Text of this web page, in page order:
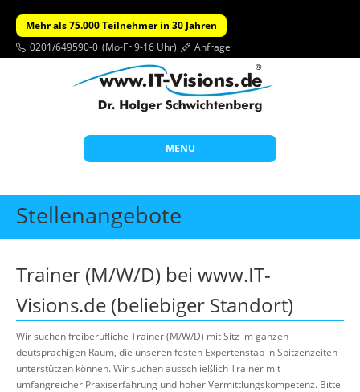
Mehr als 75.000 Teilnehmer in 30 Jahren
0201/649590-0 (Mo-Fr 9-16 Uhr) Anfrage
MENU
Start
Themen
Individuelle Schulungen
Offene Seminare
Wissen
Über uns
Stellenangebote
Trainer (M/W/D) bei www.IT-
Visions.de (beliebiger Standort)
Wir suchen freiberufliche Trainer (M/W/D) mit Sitz im ganzen
deutsprachigen Raum, die unseren festen Expertenstab in Spitzenzeiten
unterstützen können. Wir suchen ausschließlich Trainer mit
umfangreicher Praxiserfahrung und hoher Vermittlungskompetenz. Bitte